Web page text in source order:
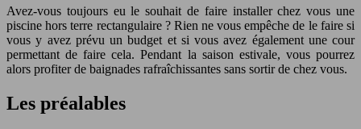
Avez-vous toujours eu le souhait de faire installer chez vous une
piscine hors terre rectangulaire ? Rien ne vous empêche de le faire si
vous y avez prévu un budget et si vous avez également une cour
permettant de faire cela. Pendant la saison estivale, vous pourrez
alors profiter de baignades rafraîchissantes sans sortir de chez vous.
Les préalables